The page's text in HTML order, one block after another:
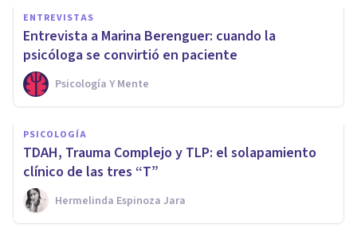
ENTREVISTAS
Entrevista a Marina Berenguer: cuando la
psicóloga se convirtió en paciente
Psicología Y Mente
PSICOLOGÍA
TDAH, Trauma Complejo y TLP: el solapamiento
clínico de las tres “T”
Hermelinda Espinoza Jara